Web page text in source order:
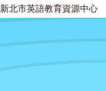
新北市英語教育資源中心